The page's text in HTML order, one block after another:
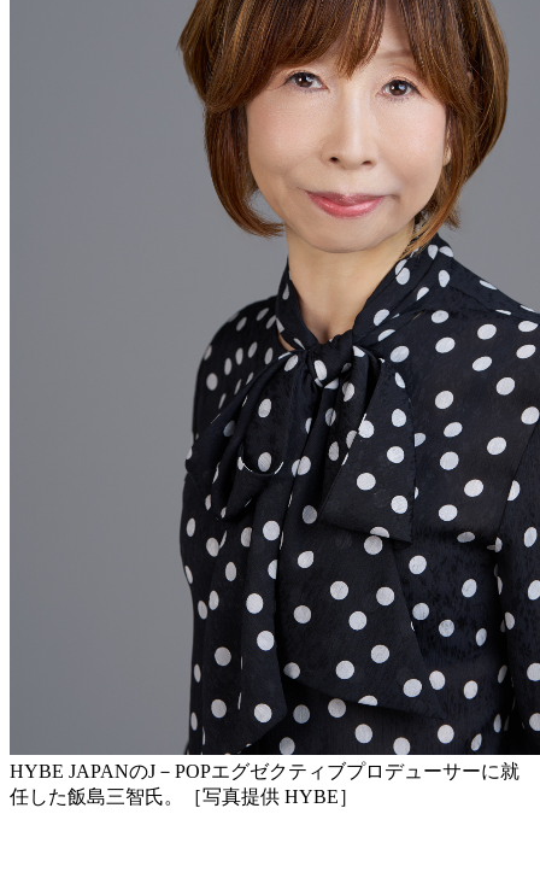
HYBE JAPANのJ－POPエグゼクティブプロデューサーに就
任した飯島三智氏。［写真提供 HYBE］